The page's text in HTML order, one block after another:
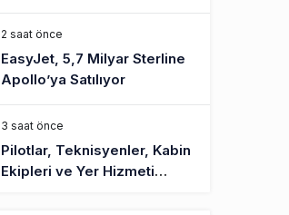
Oldu
2 saat önce
EasyJet, 5,7 Milyar Sterline
Apollo’ya Satılıyor
3 saat önce
Pilotlar, Teknisyenler, Kabin
Ekipleri ve Yer Hizmeti